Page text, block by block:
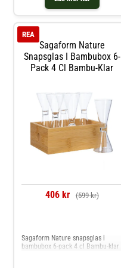
Sagaform Nature
Snapsglas I Bambubox 6-
Pack 4 Cl Bambu-Klar
REA
406 kr (599 kr)
Sagaform Nature snapsglas i
bambubox 6-pack 4 cl Bambu-klar